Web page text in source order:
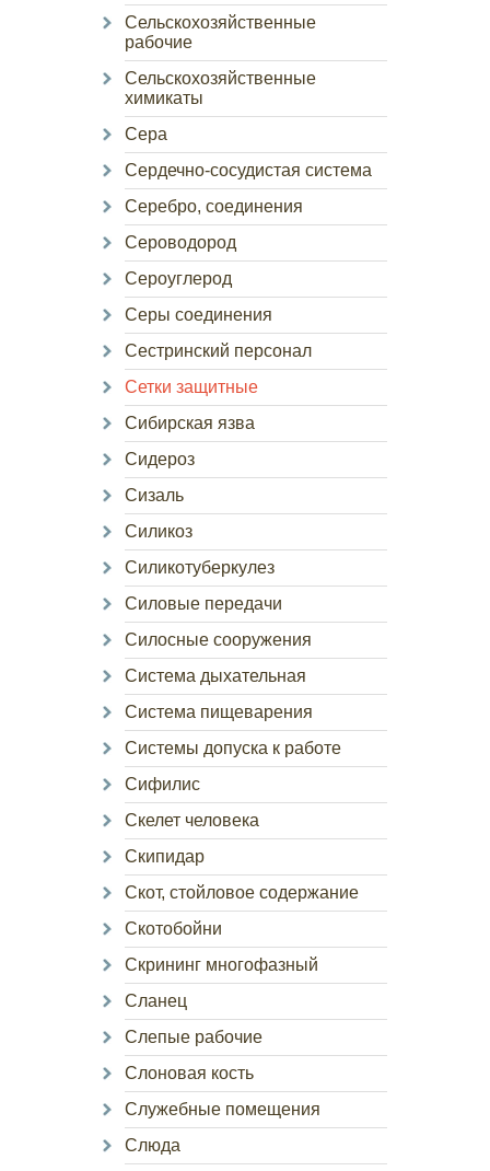
Сельскохозяйственные
рабочие
Сельскохозяйственные
химикаты
Сера
Сердечно-сосудистая система
Серебро, соединения
Сероводород
Сероуглерод
Серы соединения
Сестринский персонал
Сетки защитные
Сибирская язва
Сидероз
Сизаль
Силикоз
Силикотуберкулез
Силовые передачи
Силосные сооружения
Система дыхательная
Система пищеварения
Системы допуска к работе
Сифилис
Скелет человека
Скипидар
Скот, стойловое содержание
Скотобойни
Скрининг многофазный
Сланец
Слепые рабочие
Слоновая кость
Служебные помещения
Слюда